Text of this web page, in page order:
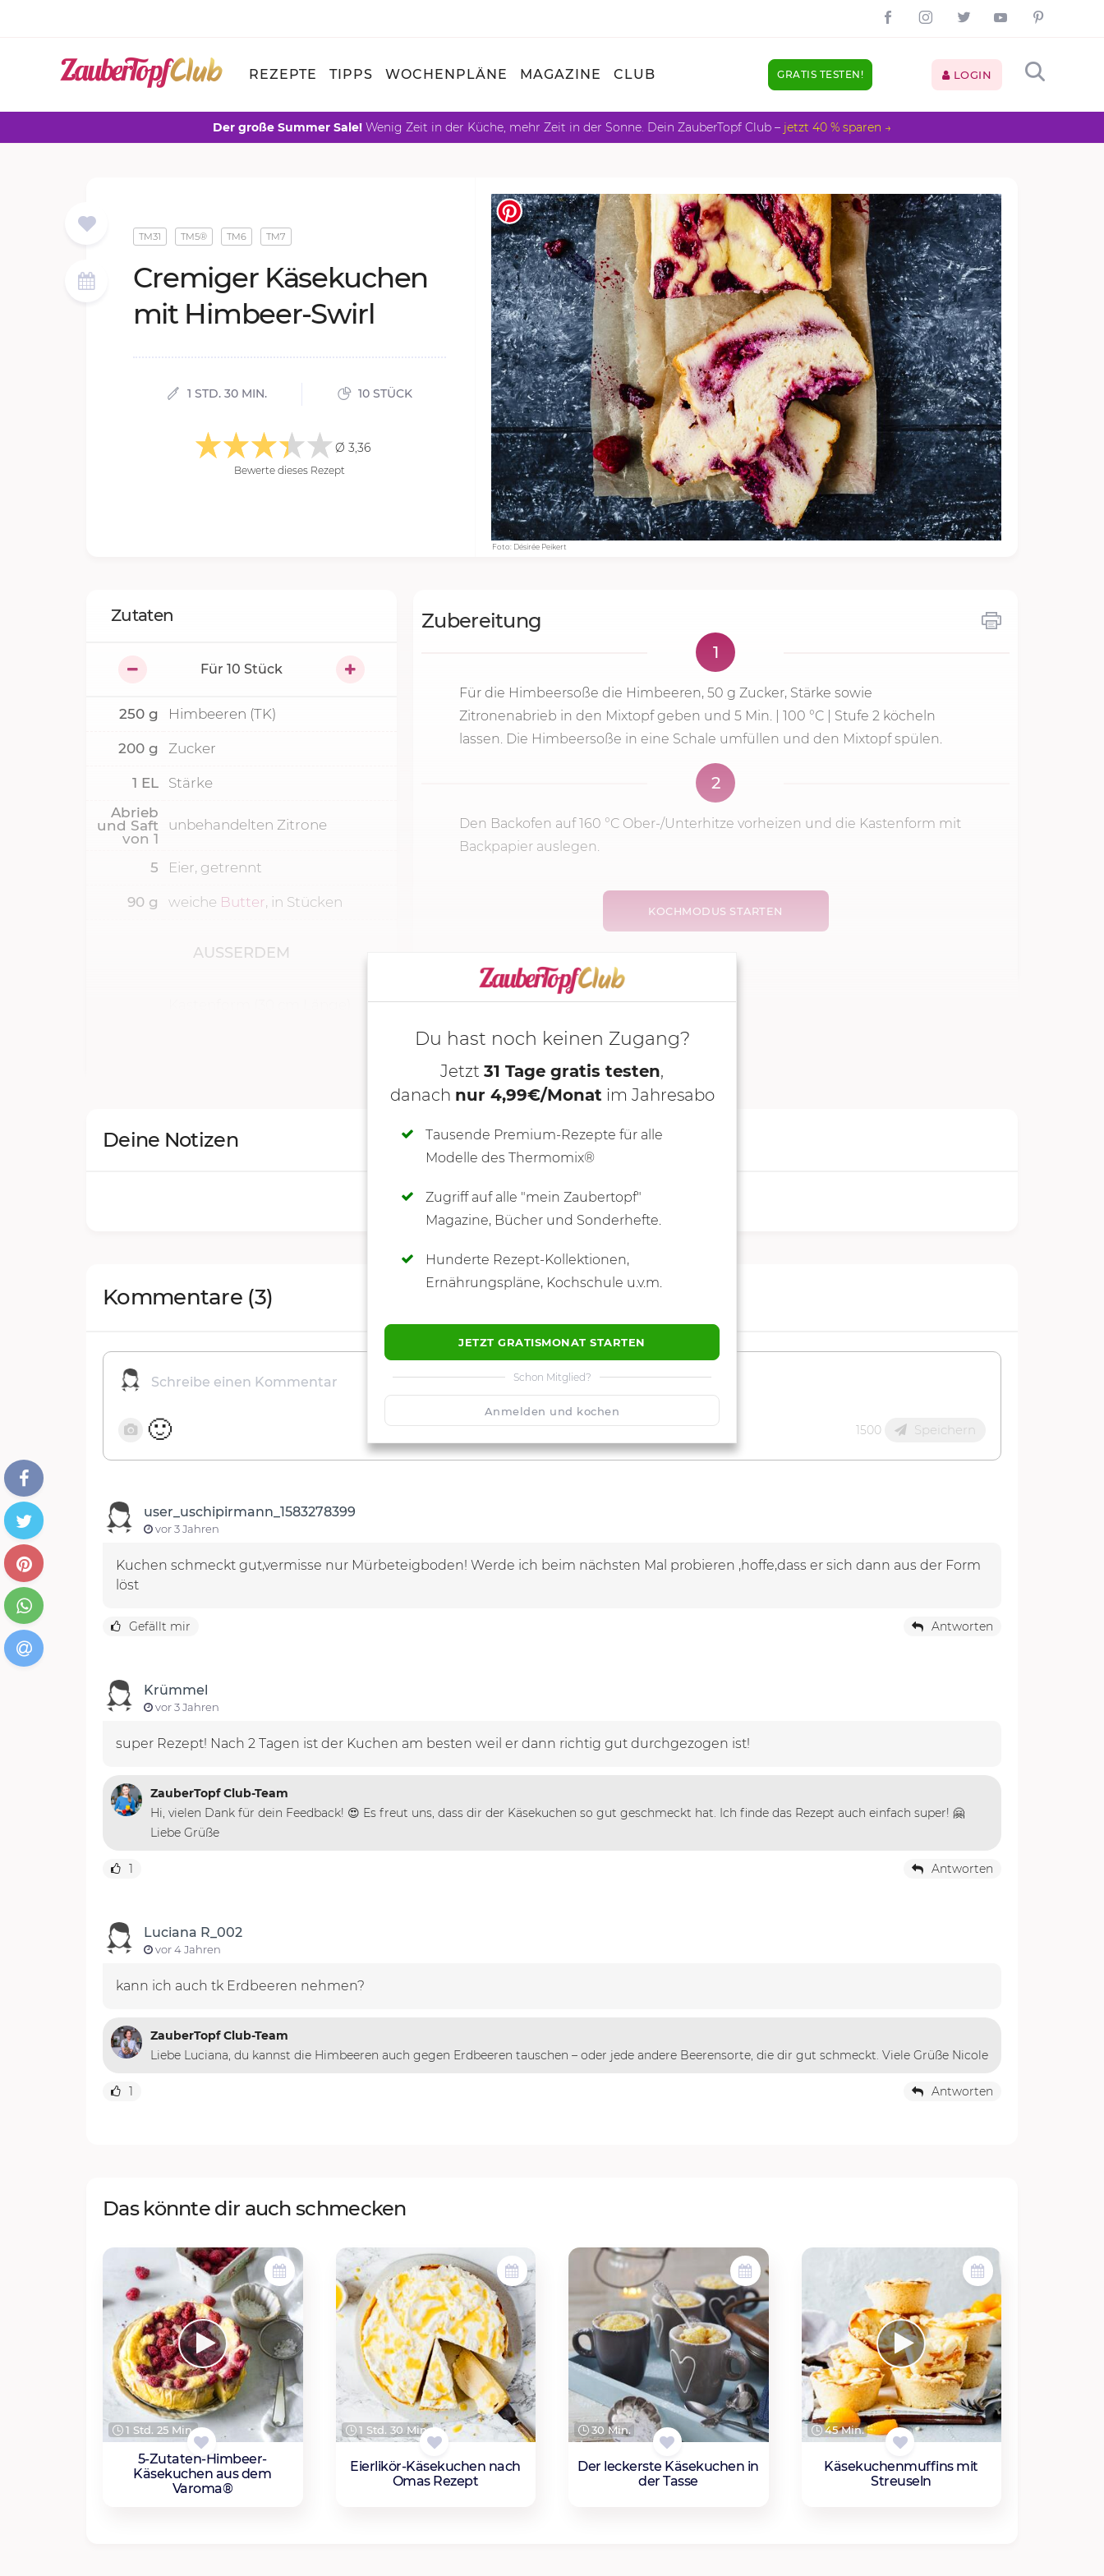
REZEPTE TIPPS WOCHENPLÄNE MAGAZINE CLUB GRATIS TESTEN! LOGIN
Der große Summer Sale! Wenig Zeit in der Küche, mehr Zeit in der Sonne. Dein ZauberTopf Club – jetzt 40 % sparen →
Foto: Désirée Peikert
TM31 TM5® TM6 TM7
Cre­mi­ger Kä­se­ku­chen
mit Him­beer-Swirl
1 STD. 30 MIN. 10 STÜCK
Ø 3,36
Bewerte dieses Rezept
Zubereitung
1
Für die Himbeersoße die Himbeeren, 50 g Zucker, Stärke sowie
Zitronenabrieb in den Mixtopf geben und 5 Min. 100 °C Stufe 2 köcheln
lassen. Die Himbeersoße in eine Schale umfüllen und den Mixtopf spülen.
2
Den Backofen auf160 °C Ober-/Unterhitze vorheizen und die Kastenform mit
Backpapier auslegen.
KOCHMODUS STARTEN
Zutaten
Für 10 Stück
250 g Himbeeren (TK)
200 g Zucker
1 EL
Stärke
Abrieb
und Saft
von 1
unbehandelten Zitrone
5 Eier, getrennt
90 g weiche Butter, in Stücken
AUSSERDEM
Deine Notizen
SCHREIBE NEUE NOTIZ
Du hast noch keinen Zugang?
Jetzt 31 Tage gratis testen,
danach nur 4,99€/Monat im Jahresabo
Tausende Premium-Rezepte für alle
Modelle des Thermomix®
Zugriff auf alle "mein Zaubertopf"
Magazine, Bücher und Sonderhefte.
Hunderte Rezept-Kollektionen,
Ernährungspläne, Kochschule u.v.m.
JETZT GRATISMONAT STARTEN
Schon Mitglied?
Anmelden und kochen
Kommentare (3)
🙂 1500 Speichern
user_uschipirmann_1583278399
vor 3 Jahren
Kuchen schmeckt gut,vermisse nur Mürbeteigboden! Werde ich beim nächsten Mal probieren ,hoffe,dass er sich dann aus der Form
löst
Gefällt mir Antworten
Krümmel
vor 3 Jahren
super Rezept! Nach 2 Tagen ist der Kuchen am besten weil er dann richtig gut durchgezogen ist!
ZauberTopf Club-Team
Hi, vielen Dank für dein Feedback! 😍 Es freut uns, dass dir der Käsekuchen so gut geschmeckt hat. Ich finde das Rezept auch einfach super! 🤗
Liebe Grüße
1 Antworten
Luciana R_002
vor 4 Jahren
kann ich auch tk Erdbeeren nehmen?
ZauberTopf Club-Team
Liebe Luciana, du kannst die Himbeeren auch gegen Erdbeeren tauschen – oder jede andere Beerensorte, die dir gut schmeckt. Viele Grüße Nicole
1 Antworten
Das könnte dir auch schmecken
1 Std. 25 Min.
5-Zutaten-Himbeer-
Käsekuchen aus dem
Varoma®
1 Std. 30 Min.
Eierlikör-Käsekuchen nach
Omas Rezept
30 Min.
Der leckerste Käsekuchen in
der Tasse
45 Min.
Käsekuchenmuffins mit
Streuseln